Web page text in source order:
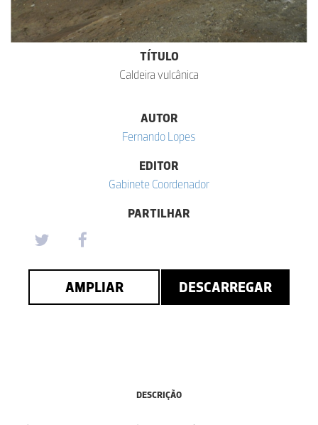
TÍTULO
Caldeira vulcânica
AUTOR
Fernando Lopes
EDITOR
Gabinete Coordenador
PARTILHAR
AMPLIAR DESCARREGAR
DESCRIÇÃO